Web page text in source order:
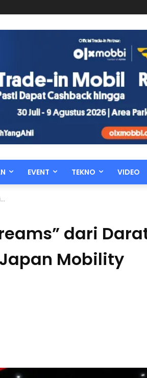
EVENT TEKNO VIDEO
dari
Mobility